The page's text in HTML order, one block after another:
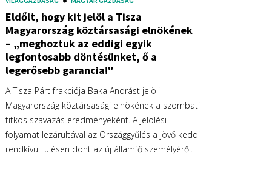
Eldőlt, hogy kit jelöl a Tisza
Magyarország köztársasági elnökének
– „meghoztuk az eddigi egyik
legfontosabb döntésünket, ő a
legerősebb garancia!"
A Tisza Párt frakciója Baka Andrást jelöli
Magyarország köztársasági elnökének a szombati
titkos szavazás eredményeként. A jelölési
folyamat lezárultával az Országgyűlés a jövő keddi
rendkívüli ülésen dönt az új államfő személyéről.